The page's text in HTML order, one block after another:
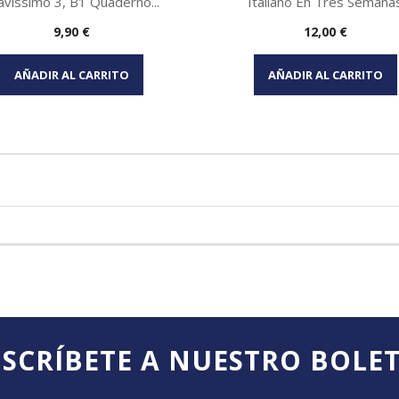
Vista rápida
Precio
9,90 €
AÑADIR AL CARRITO
Vista rápida
Precio
12,00 €
AÑADIR AL CARRITO
A NUESTRO